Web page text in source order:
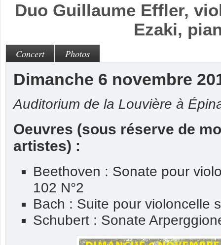
Duo Guillaume Effler,
Ezaki,
Concert Photos
Dimanche 6 novembre
Auditorium de la Louvière à
Oeuvres (sous réserve de
artistes) :
Beethoven : Sonate pour
102 N°2
Bach : Suite pour violoncelle
Schubert : Sonate